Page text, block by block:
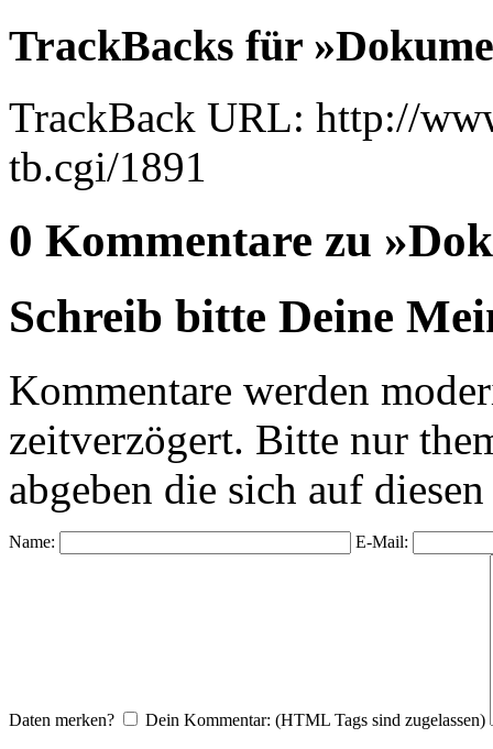
TrackBacks für
TrackBack URL: http://
tb.cgi/1891
0 Kommentare zu
Schreib bitte Deine
Kommentare werden
zeitverzögert. Bitte nur
abgeben die sich auf
Name: E-Mail:
Daten merken? Dein Kommentar: (HTML Tags sind zugelassen)